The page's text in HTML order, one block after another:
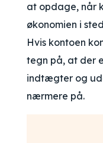
at opdage, når
økonomien i
Hvis kontoen
tegn på, at der
indtægter og
nærmere på.